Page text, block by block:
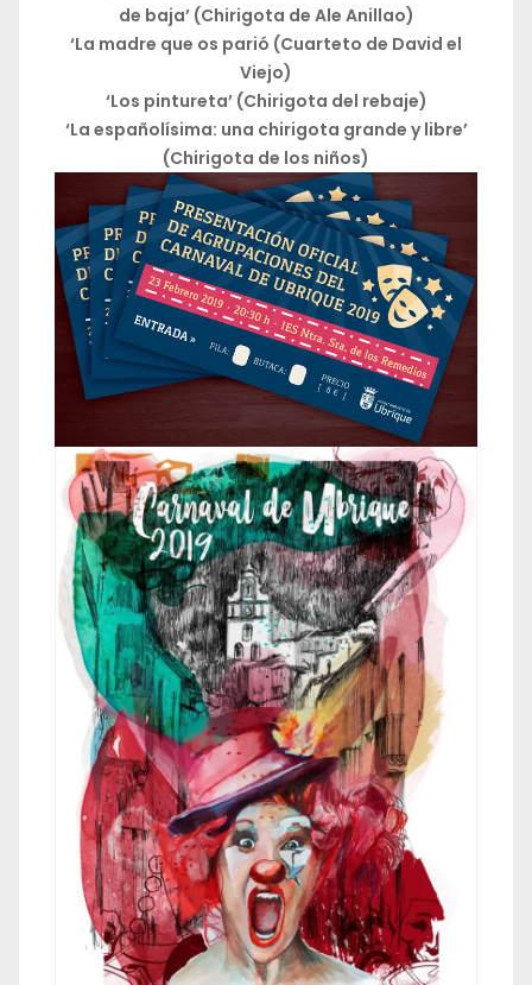
de baja’ (Chirigota de Ale Anillao)
‘La madre que os parió (Cuarteto de David el
Viejo)
‘Los pintureta’ (Chirigota del rebaje)
‘La españolísima: una chirigota grande y libre’
(Chirigota de los niños)